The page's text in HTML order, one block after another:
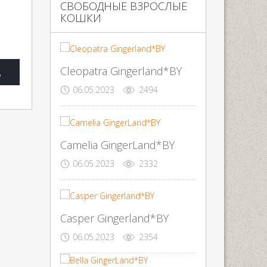
СВОБОДНЫЕ ВЗРОСЛЫЕ
КОШКИ
Cleopatra Gingerland*BY
06.05.2023 2494
Camelia GingerLand*BY
06.05.2023 2332
Casper Gingerland*BY
06.05.2023 2354